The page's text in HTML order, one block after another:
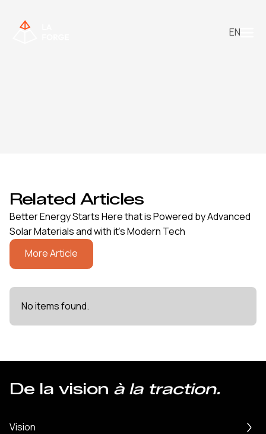
EN
Related Articles
Better Energy Starts Here that is Powered by Advanced
Solar Materials and with it’s Modern Tech
More Article
No items found.
De la vision à la traction.
Vision